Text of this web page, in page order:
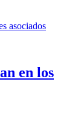
en los